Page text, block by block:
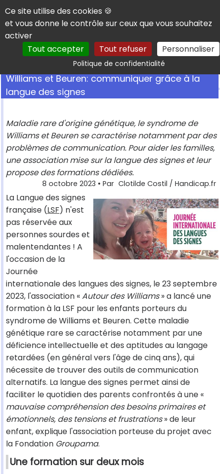
Panneau de gestion des cookies
Ce site utilise des cookies 🍪
et vous donne le contrôle sur ceux que vous souhaitez
activer
Tout accepter
Tout refuser Personnaliser
Politique de confidentialitéRechercher
Williams et Beuren: communiquer grâce à la
langue des signes
Maladie rare d'origine génétique, le syndrome de
Williams et Beuren se caractérise notamment par des
problèmes de communication. Pour aider les familles,
une association mise sur la langue des signes et leur
propose des formations dédiées.
8 octobre 2023 • Par Clotilde Costil / Handicap.fr
La Langue des signes
française (LSF) n'est
pas réservée aux
personnes sourdes et
malentendantes ! A
l'occasion de la
Journée
internationale des langues des signes, le 23 septembre
2023, l'association «Autour des Williams» a lancé une
formation à la LSF pour les enfants porteurs du
syndrome de Williams et Beuren. Cette maladie
génétique rare se caractérise notamment par une
déficience intellectuelle et des aptitudes au langage
retardées (en général vers l'âge de cinq ans), qui
nécessite de trouver des outils de communication
alternatifs. La langue des signes permet ainsi de
faciliter le quotidien des parents confrontés à une «
mauvaise compréhension des besoins primaires et
émotionnels, des tensions et frustrations» de leur
enfant, explique l'association porteuse du projet avec
la Fondation Groupama.
Une formation sur deux mois